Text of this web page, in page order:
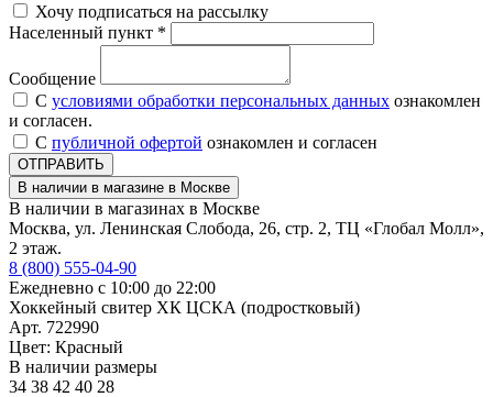
Хочу подписаться на рассылку
Населенный пункт *
Сообщение
С условиями обработки персональных данных ознакомлен
и согласен.
С публичной офертой ознакомлен и согласен
ОТПРАВИТЬ
В наличии в магазине в Москве
В наличии в магазинах в Москве
Москва, ул. Ленинская Слобода, 26, стр. 2, ТЦ «Глобал Молл»,
2 этаж.
8 (800) 555-04-90
Ежедневно с 10:00 до 22:00
Хоккейный свитер ХК ЦСКА (подростковый)
Арт. 722990
Цвет: Красный
В наличии размеры
34 38 42 40 28